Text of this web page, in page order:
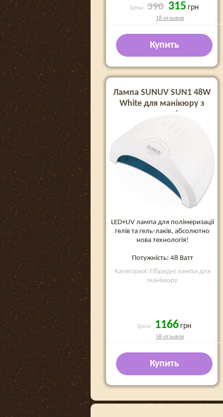
Цена: 390 315 грн
18 отзывов
Купить
Лампа SUNUV SUN1 48W
White для манікюру з
кварцевими діодами
(Оригінал)
LED+UV лампа для полімеризації
гелів та гель-лаків, абсолютно
нова технологія!
Потужність: 48 Ватт
Категория: Гібридні лампи для
манікюру
Цена: 1166 грн
58 отзывов
Купить